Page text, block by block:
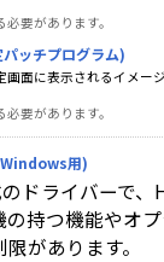
要があります。
ッチプログラム)
画面に表示されるイメ
要があります。
用)
ドライバーで
の持つ機能やオ
があります。